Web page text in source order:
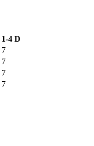
1-4 D
7
7
7
7